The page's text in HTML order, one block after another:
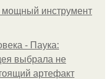
мощный инструмент
- Паука:
выбрала не
артефакт